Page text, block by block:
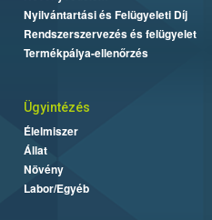
Nyilvántartási és Felügyeleti Díj
Rendszerszervezés és felügyelet
Termékpálya-ellenőrzés
Ügyintézés
Élelmiszer
Állat
Növény
Labor/Egyéb